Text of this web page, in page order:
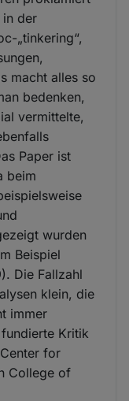
in der
„tinkering“,
macht alles so
bedenken,
vermittelte,
Paper ist
beim
wurden
Beispiel
Die Fallzahl
klein, die
immer
Kritik
for
College of